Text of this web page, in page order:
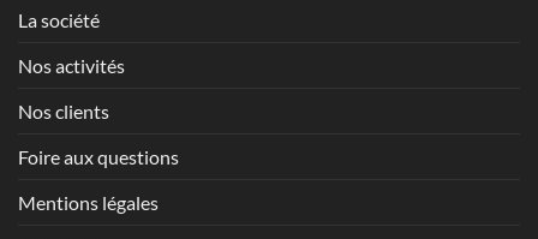
La société
Nos activités
Nos clients
Foire aux questions
Mentions légales